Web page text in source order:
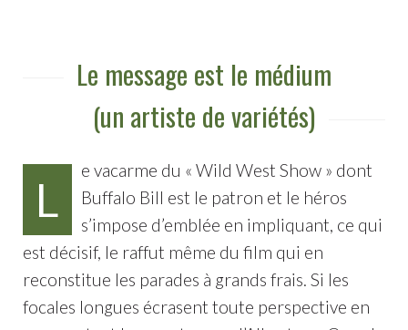
Le message est le médium
(un artiste de variétés)
L
e vacarme du « Wild West Show » dont
Buffalo Bill est le patron et le héros
s’impose d’emblée en impliquant, ce qui
est décisif, le raffut même du film qui en
reconstitue les parades à grands frais. Si les
focales longues écrasent toute perspective en